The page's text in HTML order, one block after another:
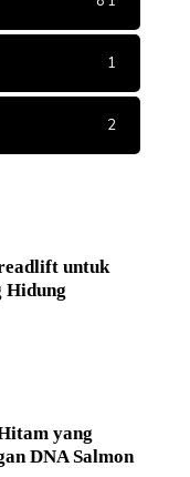
untuk
Hidung
yang
DNA Salmon
1
2